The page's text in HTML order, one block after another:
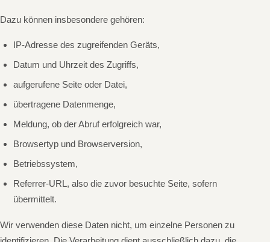
Dazu können insbesondere gehören:
IP-Adresse des zugreifenden Geräts,
Datum und Uhrzeit des Zugriffs,
aufgerufene Seite oder Datei,
übertragene Datenmenge,
Meldung, ob der Abruf erfolgreich war,
Browsertyp und Browserversion,
Betriebssystem,
Referrer-URL, also die zuvor besuchte Seite, sofern
übermittelt.
Wir verwenden diese Daten nicht, um einzelne Personen zu